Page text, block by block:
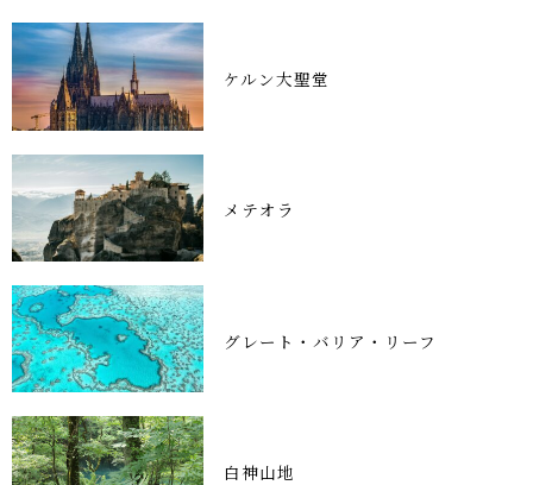
ケルン大聖堂
メテオラ
グレート・バリア・リーフ
白神山地